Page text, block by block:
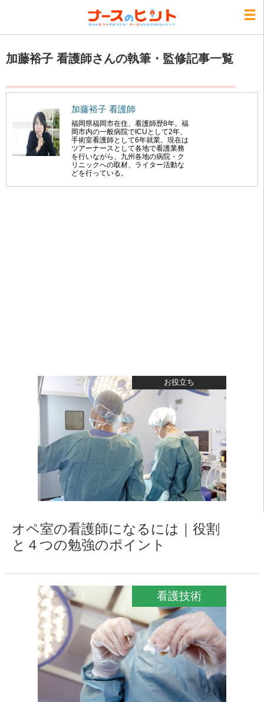
加藤裕子 看護師さんの執筆・監修記事一覧
加藤裕子 看護師
福岡県福岡市在住、看護師歴8年。福
岡市内の一般病院でICUとして2年、
手術室看護師として6年就業。現在は
ツアーナースとして各地で看護業務
を行いながら、九州各地の病院・ク
リニックへの取材、ライター活動な
どを行っている。
お役立ち
オペ室の看護師になるには｜役割
と４つの勉強のポイント
看護技術